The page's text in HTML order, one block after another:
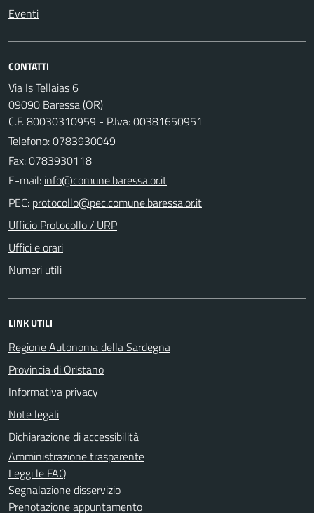
Eventi
CONTATTI
Via Is Tellaias 6
09090 Baressa (OR)
C.F. 80030310959 - P.Iva: 00381650951
Telefono:0783930049
Fax: 0783930118
E-mail:
PEC:
Ufficio Protocollo / URP
Uffici e orari
Numeri utili
LINK UTILI
Regione Autonoma della Sardegna
Provincia di Oristano
Informativa privacy
Note legali
Dichiarazione di accessibilità
Amministrazione trasparente
Leggi le FAQ
Segnalazione disservizio
Prenotazione appuntamento